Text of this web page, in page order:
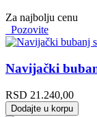
Za najbolju cenu
Pozovite
Navijački
RSD 21.240,00
Dodajte u korpu